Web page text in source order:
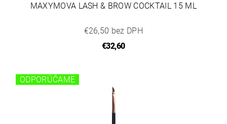
MAXYMOVA LASH & BROW COCKTAIL 15 ML
€26,50 bez DPH
€32,60
ODPORÚČAME